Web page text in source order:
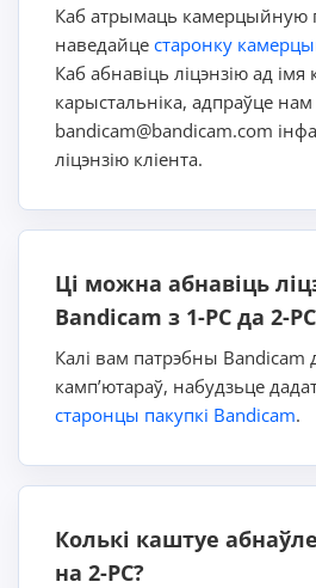
Каб атрымаць камерцыйную
наведайце старонку
Каб абнавіць ліцэнзію ад імя
карыстальніка, адпраўце
bandicam@bandicam.com
ліцэнзію кліента.
Ці можна абнавіць
Bandicam з 1-PC да 2-
Калі вам патрэбны Bandicam
камп’ютараў, набудзьце
старонцы пакупкі Bandicam.
Колькі каштуе
на 2-PC?